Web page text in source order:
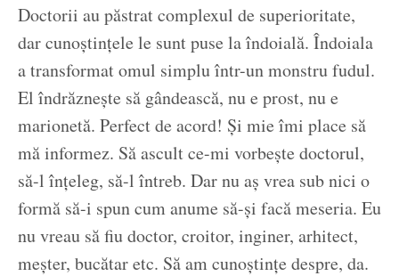
Doctorii au păstrat complexul de superioritate,
dar cunoștințele le sunt puse la îndoială. Îndoiala
a transformat omul simplu într-un monstru fudul.
El îndrăznește să gândească, nu e prost, nu e
marionetă. Perfect de acord! Și mie îmi place să
mă informez. Să ascult ce-mi vorbește doctorul,
să-l înțeleg, să-l întreb. Dar nu aș vrea sub nici o
formă să-i spun cum anume să-și facă meseria. Eu
nu vreau să fiu doctor, croitor, inginer, arhitect,
meșter, bucătar etc. Să am cunoștințe despre, da.